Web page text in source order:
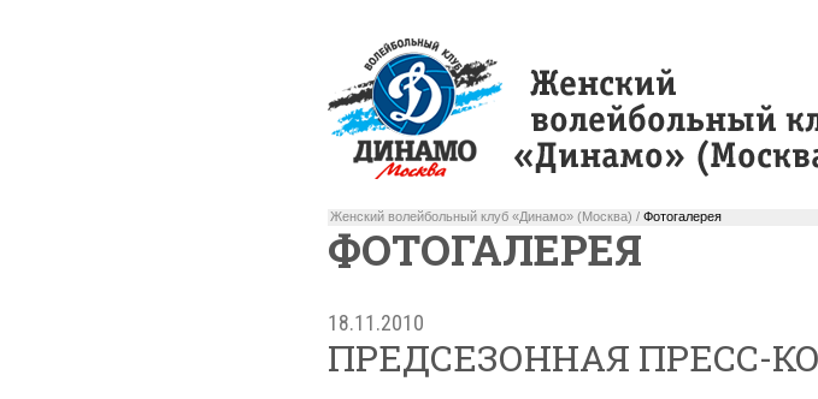
Женский волейбольный клуб «Динамо» (Москва) / Фотогалерея
ФОТОГАЛЕРЕЯ
18.11.2010
ПРЕДСЕЗОННАЯ ПРЕСС-